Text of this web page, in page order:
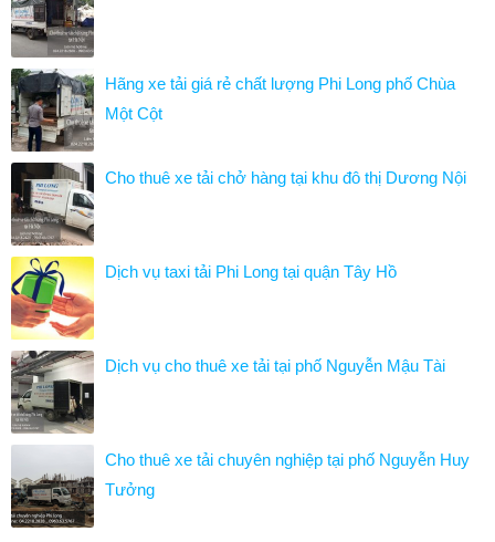
Hãng xe tải giá rẻ chất lượng Phi Long phố Chùa
Một Cột
Cho thuê xe tải chở hàng tại khu đô thị Dương Nội
Dịch vụ taxi tải Phi Long tại quận Tây Hồ
Dịch vụ cho thuê xe tải tại phố Nguyễn Mậu Tài
Cho thuê xe tải chuyên nghiệp tại phố Nguyễn Huy
Tưởng